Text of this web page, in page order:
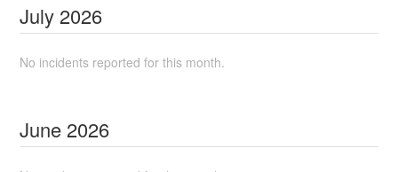
July 2026
No incidents reported for this month.
June 2026